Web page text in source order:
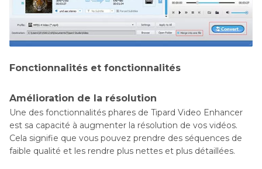
Fonctionnalités et fonctionnalités
Amélioration de la résolution
Une des fonctionnalités phares de Tipard Video Enhancer
est sa capacité à augmenter la résolution de vos vidéos.
Cela signifie que vous pouvez prendre des séquences de
faible qualité et les rendre plus nettes et plus détaillées.